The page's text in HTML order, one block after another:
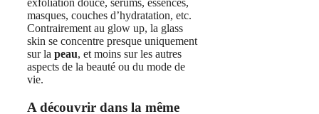
exfoliation douce, sérums, essences,
masques, couches d’hydratation, etc.
Contrairement au glow up, la glass
skin se concentre presque uniquement
sur la peau, et moins sur les autres
aspects de la beauté ou du mode de
vie.
A découvrir dans la même